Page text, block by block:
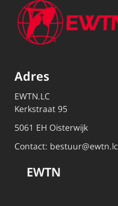
Adres
EWTN.LC
Kerkstraat 95
5061 EH Oisterwijk
Contact: bestuur@ewtn.lc
EWTN